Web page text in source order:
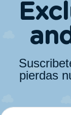
pierdas